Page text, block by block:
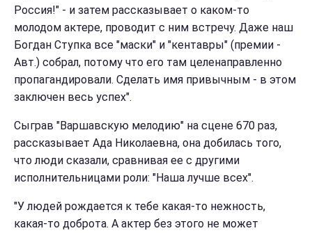
Россия!" - и затем рассказывает о каком-то
молодом актере, проводит с ним встречу. Даже наш
Богдан Ступка все "маски" и "кентавры" (премии -
Авт.) собрал, потому что его там целенаправленно
пропагандировали. Сделать имя привычным - в этом
заключен весь успех".
Сыграв "Варшавскую мелодию" на сцене 670 раз,
рассказывает Ада Николаевна, она добилась того,
что люди сказали, сравнивая ее с другими
исполнительницами роли: "Наша лучше всех".
"У людей рождается к тебе какая-то нежность,
какая-то доброта. А актер без этого не может